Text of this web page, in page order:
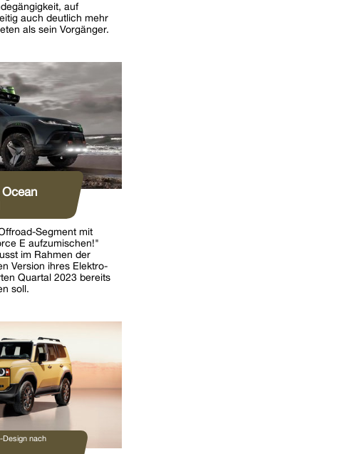
auf
auch deutlich mehr
als sein Vorgänger.
Segment mit
E aufzumischen!"
im Rahmen der
Version ihres Elektro-
Quartal 2023 bereits
soll.
Design nach